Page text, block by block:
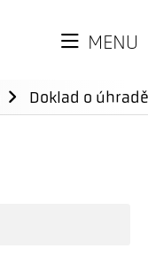
MENU
Doklad o